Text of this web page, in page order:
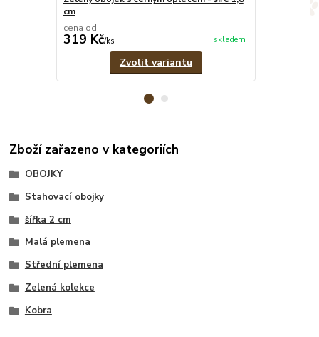
cm
cena od
319 Kč/ks skladem
Zvolit variantu
Zboží zařazeno v kategoriích
OBOJKY
Stahovací obojky
šířka 2 cm
Malá plemena
Střední plemena
Zelená kolekce
Kobra